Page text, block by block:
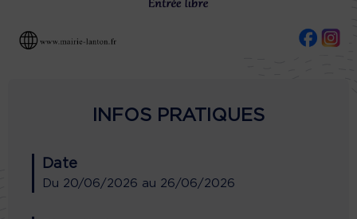
INFOS PRATIQUES
Date
Du 20/06/2026 au 26/06/2026